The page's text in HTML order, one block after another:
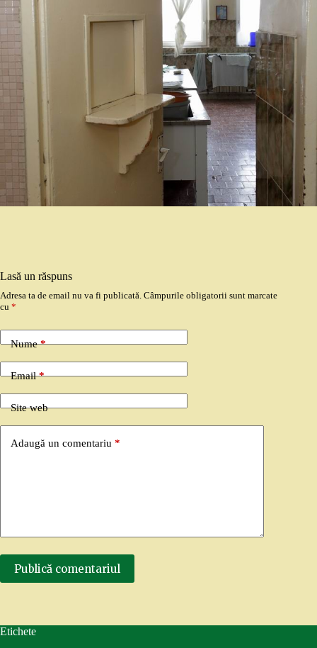
Lasă un răspuns
Adresa ta de email nu va fi publicată. Câmpurile obligatorii sunt marcate
cu *
Nume*
Email*
Site web
Adaugă un comentariu *
Publică comentariul
Etichete